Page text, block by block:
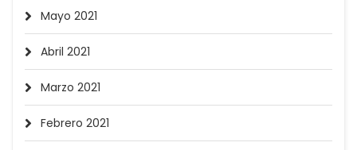
Mayo 2021
Abril 2021
Marzo 2021
Febrero 2021